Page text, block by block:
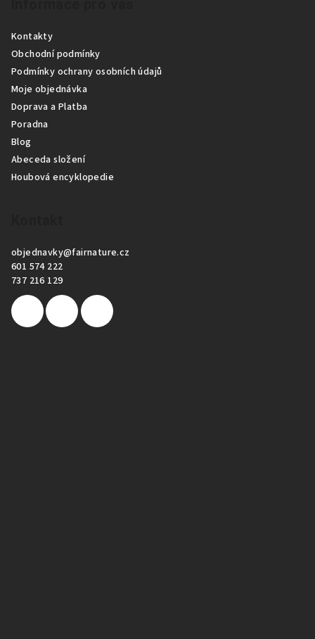
Kontakty
Obchodní podmínky
Podmínky ochrany osobních údajů
Moje objednávka
Doprava a Platba
Poradna
Blog
Abeceda složení
Houbová encyklopedie
objednavky@fairnature.cz
601 574 222
737 216 129